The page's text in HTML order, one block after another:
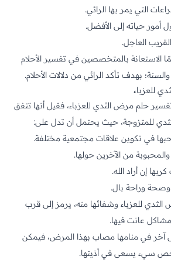
التي يمر بها الرائي.
أمور حياته إلى الأفضل.
العاجل.
الاستعانة بالمتخصصين في تفسير الأحلام
والسنة؛ بهدف تأكد الرائي من دلالات الأحلام.
حلم مرض الثدي للعزباء، فقيل أنها تتفق
للمتزوجة، حيث يحتمل أن تدل على:
في تكوين علاقات مجتمعية مختلفة.
من الآخرين حولها.
إن أراد الله.
وراحة بال.
للعزباء وشفائها منه، يرمز إلى قرب
عانت فيها.
في منامها مصاب بهذا المرض، فيمكن
سيء يسعى في أذيتها.